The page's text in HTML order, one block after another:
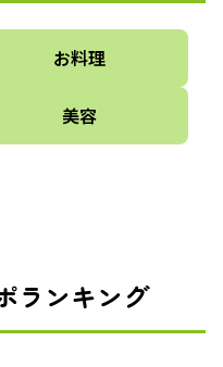
お料理
美容
ランキング